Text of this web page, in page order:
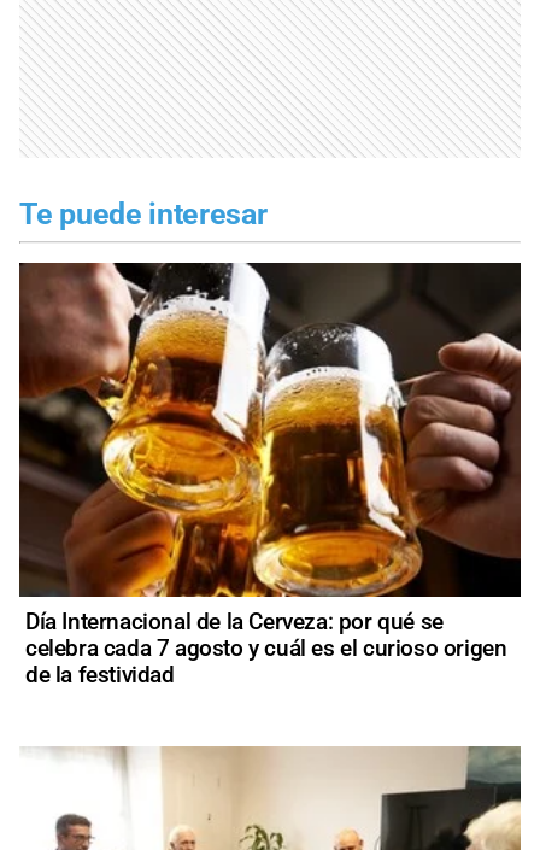
Te puede interesar
Día Internacional de la Cerveza: por qué se
celebra cada 7 agosto y cuál es el curioso origen
de la festividad